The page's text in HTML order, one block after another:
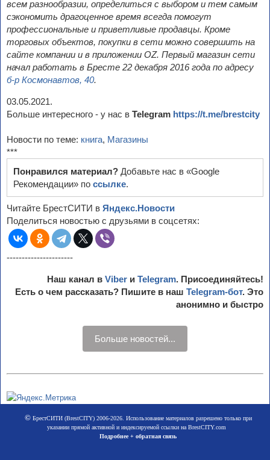
всем разнообразии, определиться с выбором и тем самым
сэкономить драгоценное время всегда помогут
профессиональные и приветливые продавцы. Кроме
торговых объектов, покупки в сети можно совершить на
сайте компании и в приложении OZ. Первый магазин сети
начал работать в Бресте 22 декабря 2016 года по адресу
б-р Космонавтов, 40.
03.05.2021.
Больше интересного - у нас в Telegram https://t.me/brestcity
Новости по теме: книга, Магазины
***
Понравился материал? Добавьте нас в «Google
Рекомендации» по ссылке.
Читайте БрестСИТИ в Яндекс.Новости
Поделиться новостью с друзьями в соцсетях:
----------------------
Наш канал в Viber и Telegram. Присоединяйтесь!
Есть о чем рассказать? Пишите в наш Telegram-бот. Это
анонимно и быстро
Больше новостей...
©БрестСИТИ (BrestCITY) 2006-2026. Использование материалов разрешено только при
указании прямой активной и индексируемой ссылки на BrestCITY.com
Подробнее + обратная связь